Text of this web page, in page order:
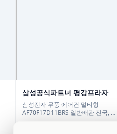
삼성공식파트너 평강프라자
삼성전자 무풍 에어컨 멀티형
AF70F17D11BRS 일반배관 전국, 기